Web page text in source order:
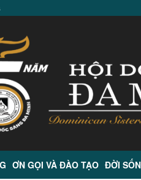
ƠN GỌI VÀ ĐÀO TẠO ĐỜI